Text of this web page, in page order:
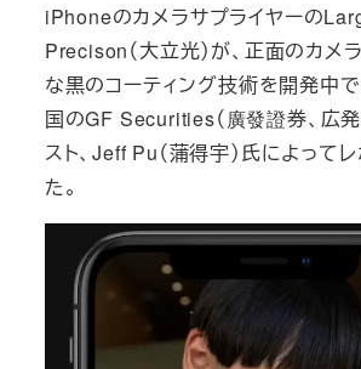
iPhoneのカメラサプライヤーの
Precison（大立光）が、正面のカメ
な黒のコーティング技術を開発中
国のGF Securities（廣發證券、広発
スト、Jeff Pu（蒲得宇）氏によって
た。